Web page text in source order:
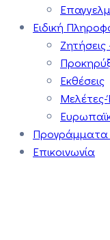
Ειδική
Εκθέσεις
Μελέτες-
Επικοινωνία